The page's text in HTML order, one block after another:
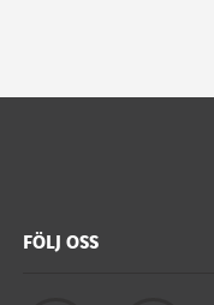
FÖLJ OSS